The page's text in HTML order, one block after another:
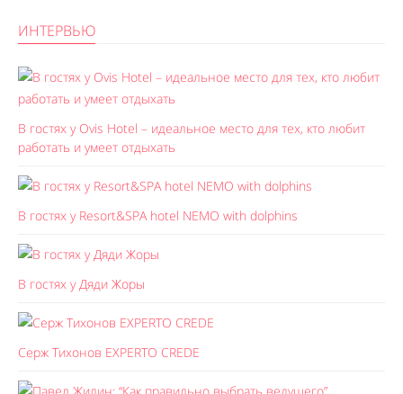
ИНТЕРВЬЮ
В гостях у Ovis Hotel – идеальное место для тех, кто любит
работать и умеет отдыхать
В гостях у Resort&SPA hotel NEMO with dolphins
В гостях у Дяди Жоры
Серж Тихонов EXPERTO CREDE